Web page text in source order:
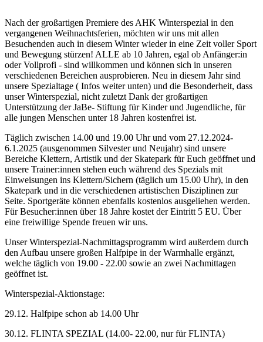
Nach der großartigen Premiere des AHK Winterspezial in den
vergangenen Weihnachtsferien, möchten wir uns mit allen
Besuchenden auch in diesem Winter wieder in eine Zeit voller Sport
und Bewegung stürzen! ALLE ab 10 Jahren, egal ob Anfänger:in
oder Vollprofi - sind willkommen und können sich in unseren
verschiedenen Bereichen ausprobieren. Neu in diesem Jahr sind
unsere Spezialtage ( Infos weiter unten) und die Besonderheit, dass
unser Winterspezial, nicht zuletzt Dank der großartigen
Unterstützung der JaBe- Stiftung für Kinder und Jugendliche, für
alle jungen Menschen unter 18 Jahren kostenfrei ist.
Täglich zwischen 14.00 und 19.00 Uhr und vom 27.12.2024-
6.1.2025 (ausgenommen Silvester und Neujahr) sind unsere
Bereiche Klettern, Artistik und der Skatepark für Euch geöffnet und
unsere Trainer:innen stehen euch während des Spezials mit
Einweisungen ins Klettern/Sichern (täglich um 15.00 Uhr), in den
Skatepark und in die verschiedenen artistischen Disziplinen zur
Seite. Sportgeräte können ebenfalls kostenlos ausgeliehen werden.
Für Besucher:innen über 18 Jahre kostet der Eintritt 5 EU. Über
eine freiwillige Spende freuen wir uns.
Unser Winterspezial-Nachmittagsprogramm wird außerdem durch
den Aufbau unsere großen Halfpipe in der Warmhalle ergänzt,
welche täglich von 19.00 - 22.00 sowie an zwei Nachmittagen
geöffnet ist.
Winterspezial-Aktionstage:
29.12. Halfpipe schon ab 14.00 Uhr
30.12. FLINTA SPEZIAL (14.00- 22.00, nur für FLINTA)